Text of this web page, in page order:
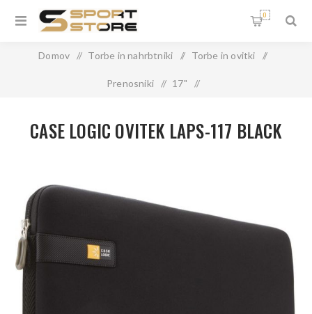
0
Domov / Torbe in nahrbtniki / Torbe in ovitki /
Prenosniki / 17" /
CASE LOGIC OVITEK LAPS-117 BLACK